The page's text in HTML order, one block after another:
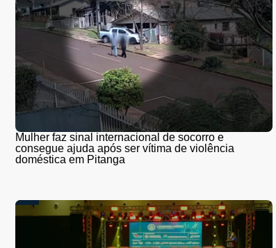
Mulher faz sinal internacional de socorro e
consegue ajuda após ser vítima de violência
doméstica em Pitanga